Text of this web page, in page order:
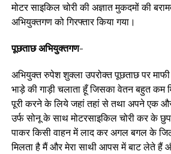
मोटर साइकिल चोरी की अज्ञात मुकदमों की
अभियुक्तगण को गिरफ्तार किया गया।
पूछताछ अभियुक्तगण-
अभियुक्त रुपेश शुक्ला उपरोक्त पूछताछ पर माफी
भाड़े की गाड़ी चलाता हूँ जिसका वेतन बहुत कम
पूरी करने के लिये जहां तहां से तथा अपने एक
उर्फ सोनू के साथ मोटरसाइकिल चोरी कर के
पाकर किसी वाहन में लाद कर अगल बगल के
मिलता है मैं और मेरा साथी आपस में बाट लेते हैं